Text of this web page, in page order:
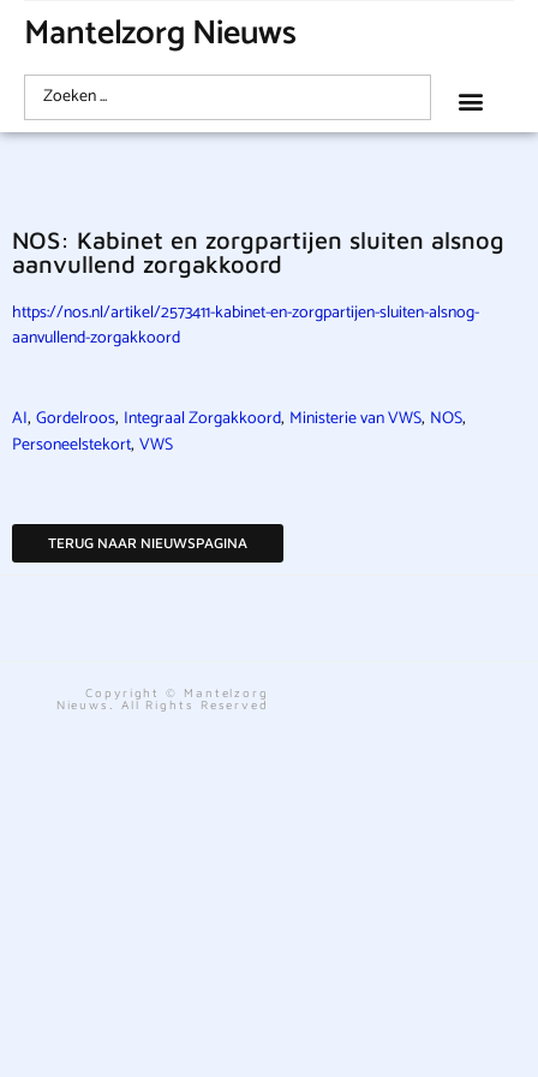
Mantelzorg Nieuws
NOS: Kabinet en zorgpartijen sluiten alsnog
aanvullend zorgakkoord
https://nos.nl/artikel/2573411-kabinet-en-zorgpartijen-sluiten-alsnog-
aanvullend-zorgakkoord
AI, Gordelroos, Integraal Zorgakkoord, Ministerie van VWS, NOS,
Personeelstekort, VWS
TERUG NAAR NIEUWSPAGINA
Copyright © Mantelzorg
Nieuws. All Rights Reserved